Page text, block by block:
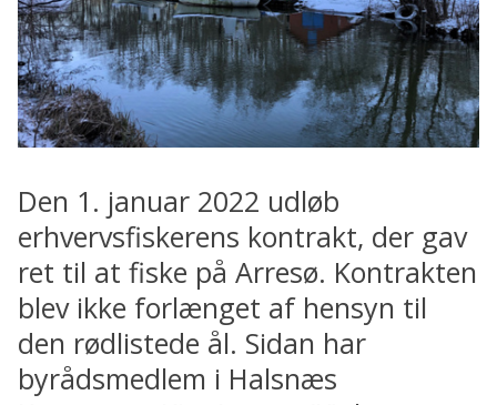
Den 1. januar 2022 udløb
erhvervsfiskerens kontrakt, der gav
ret til at fiske på Arresø. Kontrakten
blev ikke forlænget af hensyn til
den rødlistede ål. Sidan har
byrådsmedlem i Halsnæs